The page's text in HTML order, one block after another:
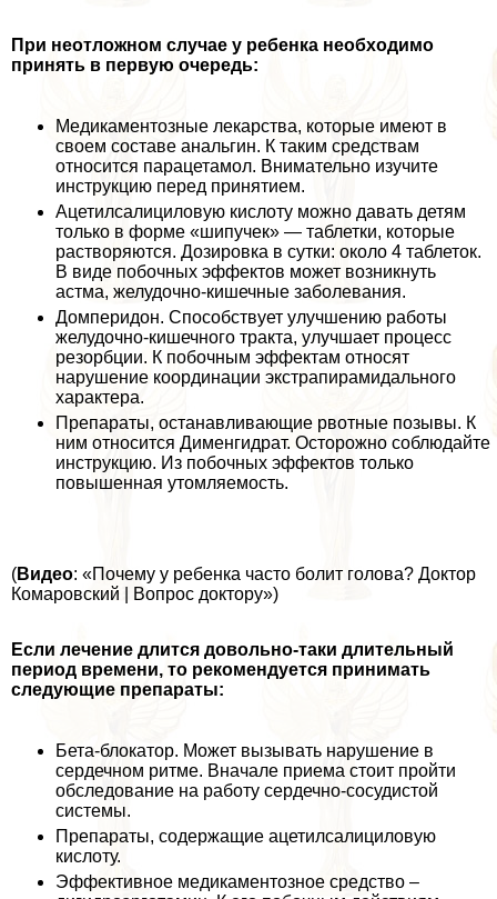
При неотложном случае у ребенка необходимо
принять в первую очередь:
Медикаментозные лекарства, которые имеют в
своем составе aнaльгин. К таким средствам
относится парацетамол. Внимательно изучите
инструкцию перед принятием.
Ацетилсалициловую кислоту можно давать детям
только в форме «шипучек» — таблетки, которые
растворяются. Дозировка в сутки: около 4 таблеток.
В виде побочных эффектов может возникнуть
астма, желудочно-кишечные заболевания.
Домперидон. Способствует улучшению работы
желудочно-кишечного тpaкта, улучшает процесс
резорбции. К побочным эффектам относят
нарушение координации экстрапирамидального
хаpaктера.
Препараты, останавливающие рвотные позывы. К
ним относится Дименгидрат. Осторожно соблюдайте
инструкцию. Из побочных эффектов только
повышенная утомляемость.
(Видео: «Почему у ребенка часто болит голова? Доктор
Комаровский | Вопрос доктору»)
Если лечение длится довольно-таки длительный
период времени, то рекомендуется принимать
следующие препараты:
Бета-блокатор. Может вызывать нарушение в
сердечном ритме. Вначале приема стоит пройти
обследование на работу сердечно-сосудистой
системы.
Препараты, содержащие ацетилсалициловую
кислоту.
Эффективное медикаментозное средство –